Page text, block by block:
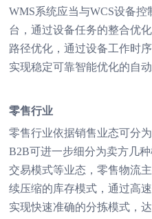
WMS系统应当与WCS设备
台，通过设备任务的整合优
路径优化，通过设备工作时
实现稳定可靠智能优化的自动
零售行业
零售行业依据销售业态可分
B2B可进一步细分为卖方几
交易模式等业态，零售物流
续压缩的库存模式，通过高
实现快速准确的分拣模式，